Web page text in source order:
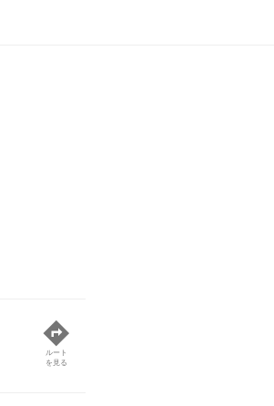
ルート
を見る